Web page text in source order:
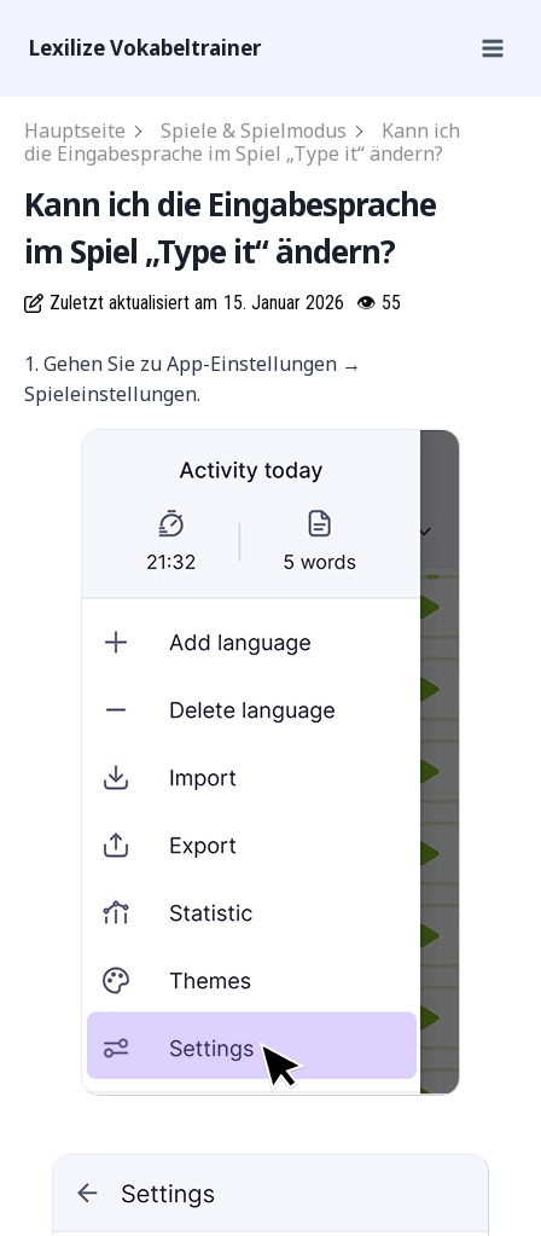
Lexilize Vokabeltrainer
Hauptseite Spiele & Spielmodus
Kann ich
die Eingabesprache im Spiel „Type it“ ändern?
Kann ich die Eingabesprache
im Spiel „Type it“ ändern?
Zuletzt aktualisiert am 15. Januar 2026 👁 55
1. Gehen Sie zu App-Einstellungen →
Spieleinstellungen.